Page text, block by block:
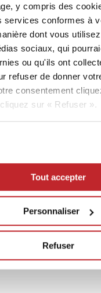
y compris des
conformes à
dont vous
sociaux, qui
ou qu'ils ont
refuser de donner
consentement
sur « Refuser ».
Tout accepter
Personnaliser
Refuser